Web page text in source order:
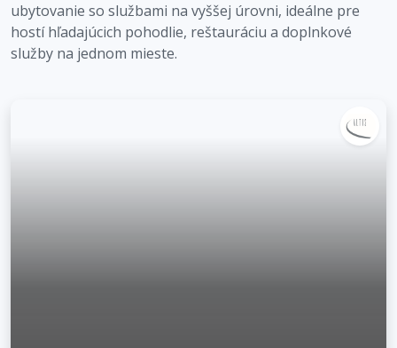
ubytovanie so službami na vyššej úrovni, ideálne pre
hostí hľadajúcich pohodlie, reštauráciu a doplnkové
služby na jednom mieste.